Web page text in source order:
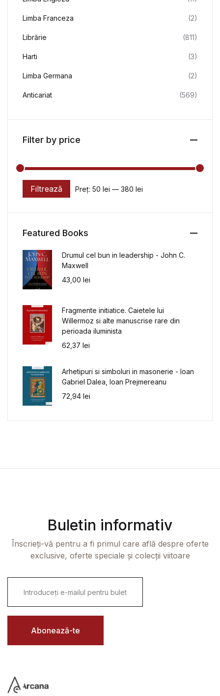
Limba Franceza (2)
Librărie (811)
Harti (3)
Limba Germana (2)
Anticariat (569)
Filter by price
Preț minim
Preț maxim
Filtrează Preț: 50 lei — 380 lei
Featured Books
Drumul cel bun in leadership - John C.
Maxwell
43,00 lei
Fragmente initiatice. Caietele lui
Willermoz si alte manuscrise rare din
perioada iluminista
62,37 lei
Arhetipuri si simboluri in masonerie - Ioan
Gabriel Dalea, Ioan Prejmereanu
72,94 lei
Buletin informativ
Înscrieți-vă pentru a fi primul care află despre oferte
exclusive, oferte speciale și colecții viitoare
i
l
Abonează-te